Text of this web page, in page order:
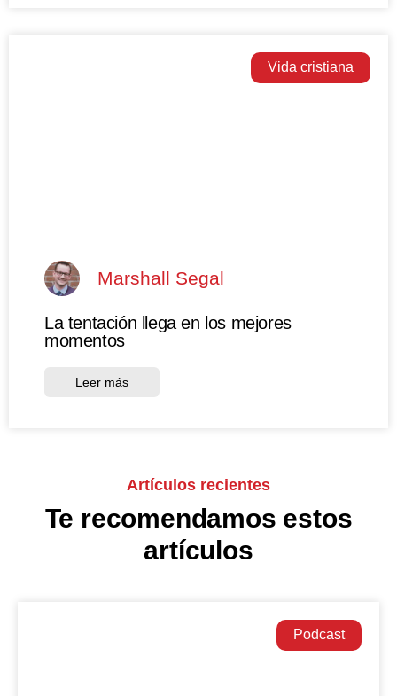
Vida cristiana
Marshall Segal
La tentación llega en los mejores
momentos
Leer más
Artículos recientes
Te recomendamos estos
artículos
Podcast